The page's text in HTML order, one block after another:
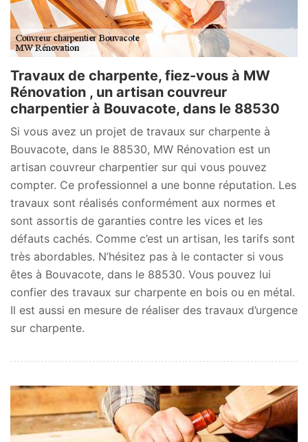
Travaux de charpente, fiez-vous à MW
Rénovation , un artisan couvreur
charpentier à Bouvacote, dans le 88530
Si vous avez un projet de travaux sur charpente à
Bouvacote, dans le 88530, MW Rénovation est un
artisan couvreur charpentier sur qui vous pouvez
compter. Ce professionnel a une bonne réputation. Les
travaux sont réalisés conformément aux normes et
sont assortis de garanties contre les vices et les
défauts cachés. Comme c’est un artisan, les tarifs sont
très abordables. N’hésitez pas à le contacter si vous
êtes à Bouvacote, dans le 88530. Vous pouvez lui
confier des travaux sur charpente en bois ou en métal.
Il est aussi en mesure de réaliser des travaux d’urgence
sur charpente.